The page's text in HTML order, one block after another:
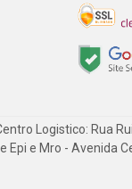
Logistico: Rua
Epi e Mro - Avenida